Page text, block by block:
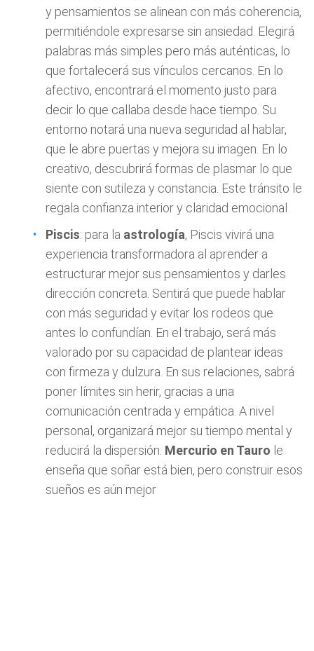
y pensamientos se alinean con más coherencia,
permitiéndole expresarse sin ansiedad. Elegirá
palabras más simples pero más auténticas, lo
que fortalecerá sus vínculos cercanos. En lo
afectivo, encontrará el momento justo para
decir lo que callaba desde hace tiempo. Su
entorno notará una nueva seguridad al hablar,
que le abre puertas y mejora su imagen. En lo
creativo, descubrirá formas de plasmar lo que
siente con sutileza y constancia. Este tránsito le
regala confianza interior y claridad emocional
Piscis: para la astrología, Piscis vivirá una
experiencia transformadora al aprender a
estructurar mejor sus pensamientos y darles
dirección concreta. Sentirá que puede hablar
con más seguridad y evitar los rodeos que
antes lo confundían. En el trabajo, será más
valorado por su capacidad de plantear ideas
con firmeza y dulzura. En sus relaciones, sabrá
poner límites sin herir, gracias a una
comunicación centrada y empática. A nivel
personal, organizará mejor su tiempo mental y
reducirá la dispersión. Mercurio en Tauro le
enseña que soñar está bien, pero construir esos
sueños es aún mejor